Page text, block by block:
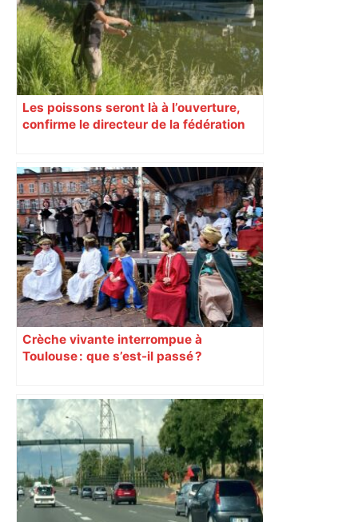
Les poissons seront là à l’ouverture,
confirme le directeur de la fédération
Crèche vivante interrompue à
Toulouse : que s’est-il passé ?